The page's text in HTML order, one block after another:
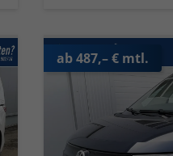
ab 487,– € mtl.